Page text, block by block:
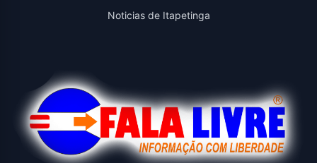
Noticias de Itapetinga